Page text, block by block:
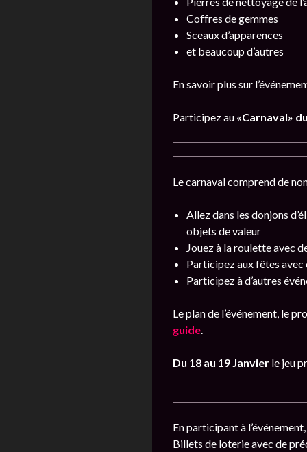
Coffres de gemmes
Sceaux d’apparences
et beaucoup d’autres
En savoir plus sur
Participez au «Carnaval»
Le carnaval comprend de
Allez dans les donjons
objets de valeur
Jouez à la roulette avec
Participez aux fêtes avec
Participez à d’autres
Le plan de l’événement, le
guide.
Du 18 au 19 Janvier le jeu
En participant à
Billets de loterie avec de